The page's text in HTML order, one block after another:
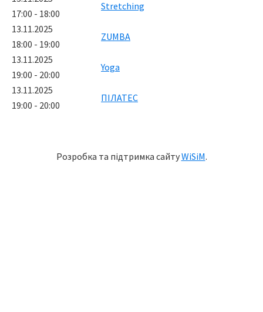
17:00 - 18:00
Stretching
13.11.2025
18:00 - 19:00
ZUMBA
13.11.2025
19:00 - 20:00
Yoga
13.11.2025
19:00 - 20:00
ПІЛАТЕС
Розробка та підтримка сайтуWiSiM.